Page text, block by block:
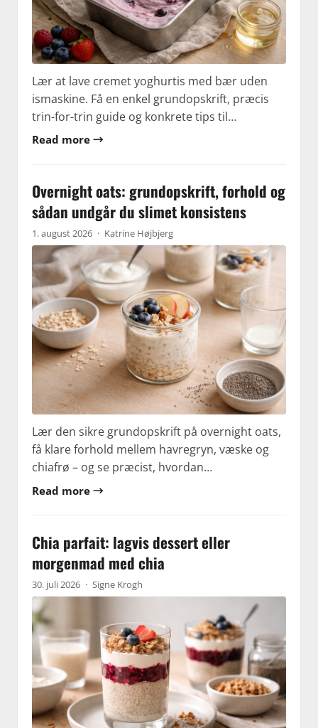
Lær at lave cremet yoghurtis med bær uden
ismaskine. Få en enkel grundopskrift, præcis
trin-for-trin guide og konkrete tips til…
Read more →
Overnight oats: grundopskrift, forhold og
sådan undgår du slimet konsistens
1. august 2026 · Katrine Højbjerg
Lær den sikre grundopskrift på overnight oats,
få klare forhold mellem havregryn, væske og
chiafrø – og se præcist, hvordan…
Read more →
Chia parfait: lagvis dessert eller
morgenmad med chia
30. juli 2026 · Signe Krogh